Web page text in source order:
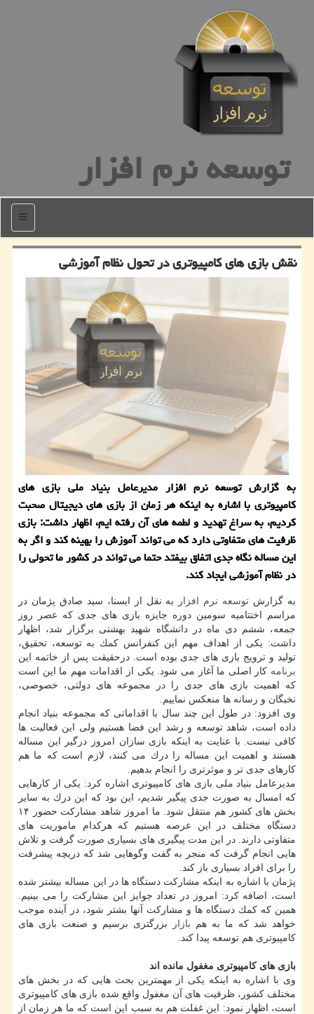
توسعه نرم افزار
منو
نقش بازی های كامپیوتری در تحول نظام آموزشی
به گزارش توسعه نرم افزار مدیرعامل بنیاد ملی بازی های
كامپیوتری با اشاره به اینكه هر زمان از بازی های دیجیتال صحبت
كردیم، به سراغ تهدید و لطمه های آن رفته ایم، اظهار داشت: بازی
ظرفیت های متفاوتی دارد كه می تواند آموزش را بهینه كند و اگر به
این مساله نگاه جدی اتفاق بیفتد حتما می تواند در كشور ما تحولی را
در نظام آموزشی ایجاد كند.
به گزارش توسعه نرم افزار
به نقل از ایسنا، سید صادق پژمان در
مراسم اختتامیه سومین دوره جایزه بازی های جدی كه عصر روز
جمعه، ششم دی ماه در دانشگاه شهید بهشتی برگزار شد، اظهار
داشت: یكی از اهداف مهم این كنفرانس كمك به توسعه، تحقیق،
تولید و ترویج بازی های جدی بوده است. درحقیقت پس از خاتمه این
برنامه كار اصلی ما آغاز می شود. یكی از اقدامات مهم ما این است
كه اهمیت بازی های جدی را در مجموعه های دولتی، خصوصی،
نخبگان و رسانه ها منعكس نماییم.
وی افزود: در طول این چند سال با اقداماتی كه مجموعه بنیاد انجام
داده است، شاهد توسعه و رشد این فضا هستیم ولی این فعالیت ها
كافی نیست. با عنایت به اینكه بازی سازان امروز درگیر این مساله
هستند و اهمیت این مساله را درك می كنند، لازم است كه ما هم
كارهای جدی تر و موثرتری را انجام بدهیم.
مدیرعامل بنیاد ملی بازی های كامپیوتری اشاره كرد: یكی از كارهایی
كه امسال به صورت جدی پیگیر شدیم، این بود كه این درك به سایر
بخش های كشور هم منتقل شود. ما امروز شاهد مشاركت حضور ۱۴
دستگاه مختلف در این عرصه هستیم كه هركدام ماموریت های
متفاوتی دارند. در این مدت پیگیری های بسیاری صورت گرفت و تلاش
هایی انجام گرفت كه منجر به گفت وگوهایی شد كه دریچه پیشرفت
را برای افراد بسیاری باز كند.
پژمان با اشاره به اینكه مشاركت دستگاه ها در این مساله بیشتر شده
است، اضافه كرد: امروز در تعداد جوایز این مشاركت را می بینیم.
همین كه كمك دستگاه ها و مشاركت آنها بشتر شود، در آینده موجب
خواهد شد كه ما به هم بازار
بزرگتری برسیم و صنعت بازی های
كامپیوتری هم توسعه پیدا كند.
بازی های كامپیوتری مغفول مانده اند
وی با اشاره به اینكه یكی از مهمترین بحث هایی كه در بخش های
مختلف كشور، ظرفیت های آن مغفول واقع شده بازی های كامپیوتری
است، اظهار نمود: این غفلت هم به سبب این است كه ما هر زمان از